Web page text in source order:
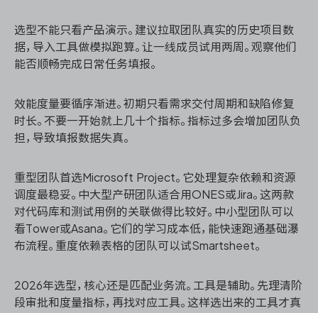
选型不能只看产品演示。建议拉取团队真实的历史项目数
据，导入工具做模拟跑算。让一线成员试用两周。观察他们
能否顺畅完成日常任务填报。
效能度量要循序渐进。初期只看需求交付周期和缺陷修复
时长。不要一开始就上几十个指标。指标过多会增加团队负
担，导致填报数据失真。
重型团队首选Microsoft Project。它处理复杂依赖和资源
调度最稳妥。中大型产研团队适合用ONES或Jira。这两款
对代码库和测试用例的关联做得比较好。中小型团队可以
看Tower或Asana。它们的学习成本低，能快速跑通基础瀑
布流程。重度依赖表格的团队可以试Smartsheet。
2026年选型，核心还是匹配业务流。工具是辅助。先理清阶
段审批和度量指标，再找对应工具。这样选出来的工具才真